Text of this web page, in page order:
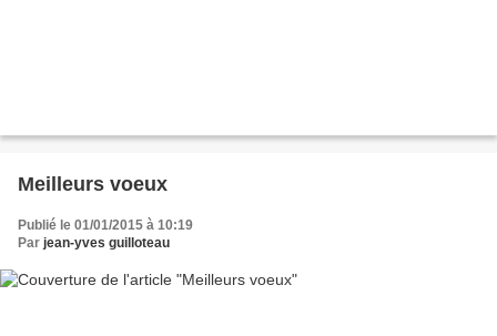
Meilleurs voeux
Publié le 01/01/2015 à 10:19
Par jean-yves guilloteau